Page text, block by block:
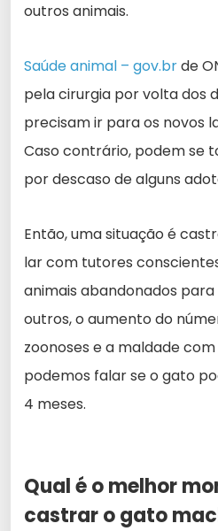
outros animais.
Saúde animal – gov.brde
pela cirurgia por volta dos
precisam ir para os novos
Caso contrário, podem se
por descaso de alguns
Então, uma situação é
lar com tutores
animais abandonados
outros, o aumento do
zoonoses e a maldade
podemos falar se o gato
4 meses.
Qual é o melhor
castrar o gato